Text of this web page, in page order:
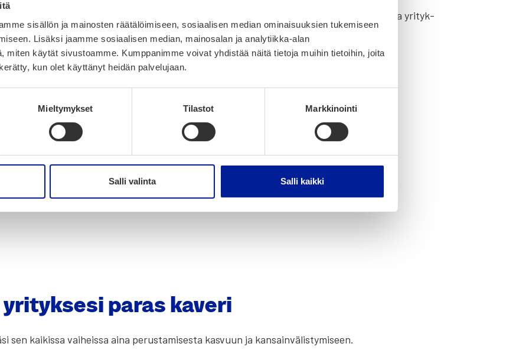
sisällön ja mainosten räätälöimiseen, sosiaalisen median ominaisuuksien tukemiseen
Lisäksi jaamme sosiaalisen median, mainosalan ja analytiikka-alan
miten käytät sivustoamme. Kumppanimme voivat yhdistää näitä tietoja muihin tietoihin, joita
kun olet käyttänyt heidän palvelujaan.
Mieltymykset Tilastot Markkinointi
Salli valinta Salli kaikki
läm­mit­tää miel­tä. Tär­kein­tä on kui­ten­kin käy­tän­nön työn teke­mi­nen arjes­sa, jot­ta yri­tyk­
toi­mia ja saa­vat sii­tä vie­lä lisä­ar­voa toi­min­taan­sa, Ala-Mur­su­la ker­too.
yri­tyk­se­si paras kave­ri
sen kai­kis­sa vai­heis­sa aina perus­ta­mi­ses­ta kas­vuun ja kan­sain­vä­lis­ty­mi­seen.